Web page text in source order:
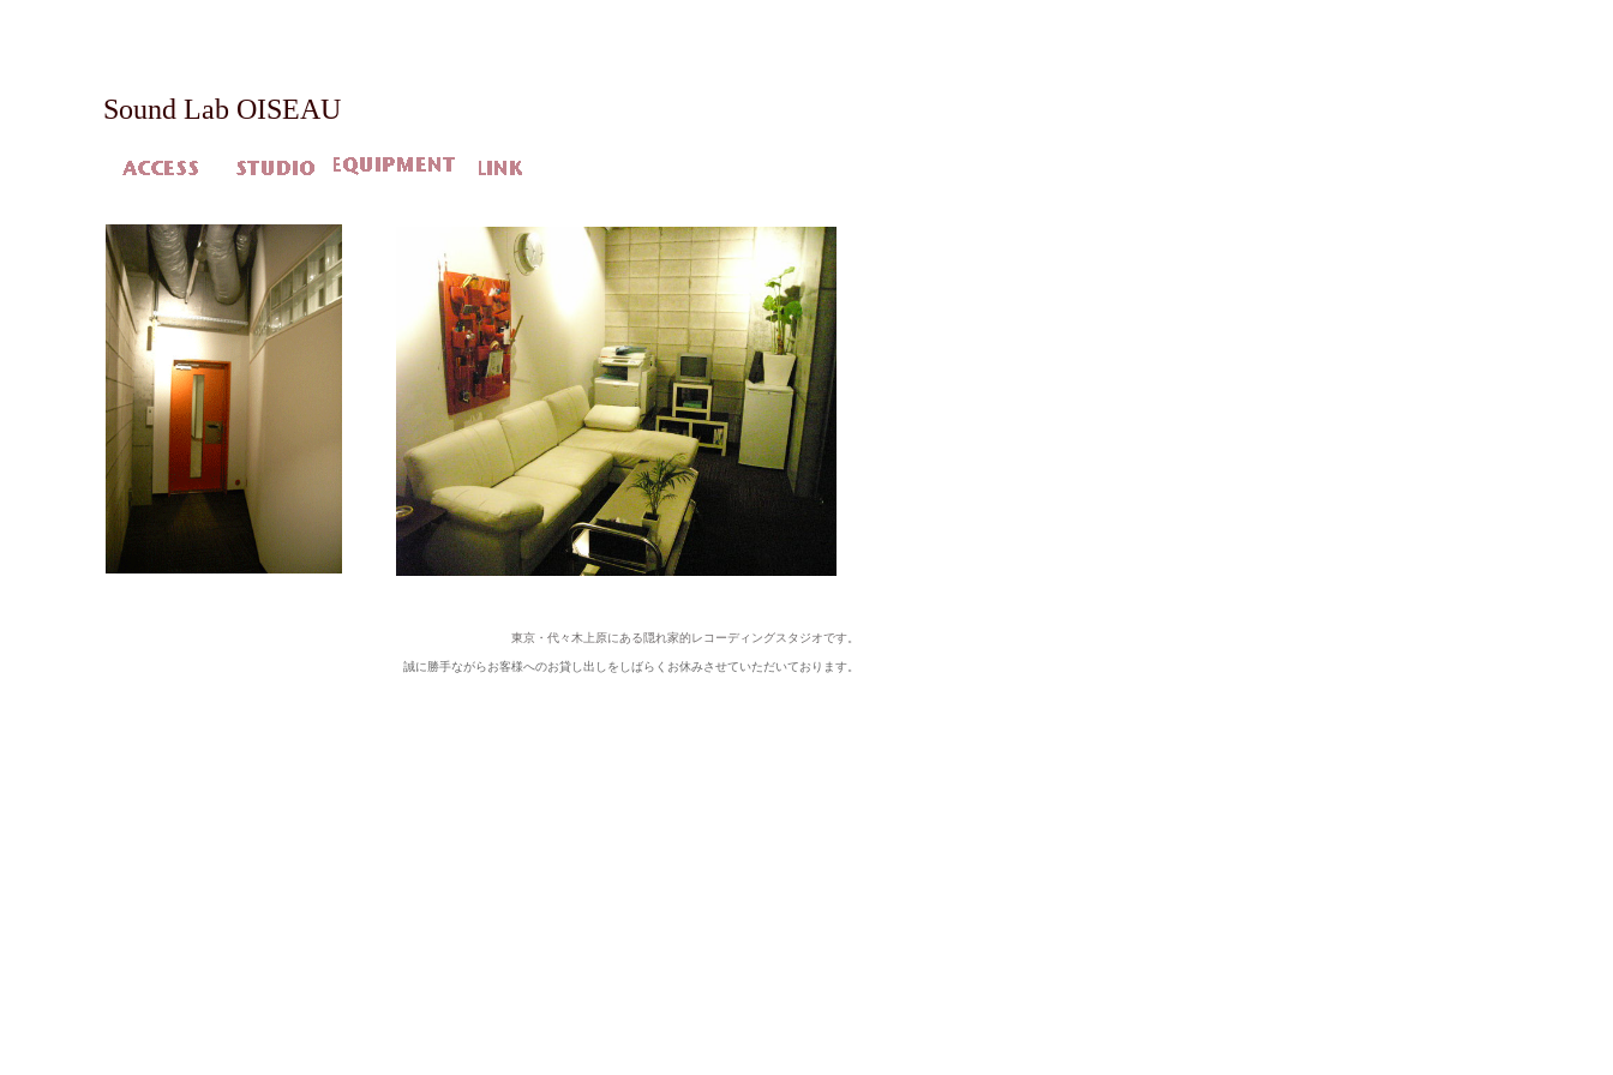
Sound Lab OISEAU
東京・代々木上原にある隠れ家的レコーディングスタジオです。
誠に勝手ながらお客様へのお貸し出しをしばらくお休みさせていただいております。